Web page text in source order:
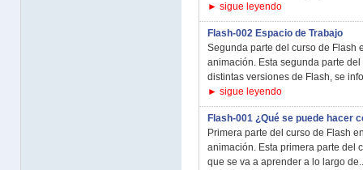
► sigue leyendo
Flash-002 Espacio de Trabajo
Segunda parte del curso de Flash
animación. Esta segunda parte
distintas versiones de Flash, se
► sigue leyendo
Flash-001 ¿Qué se puede hacer
Primera parte del curso de Flash
animación. Esta primera parte del
que se va a aprender a lo largo